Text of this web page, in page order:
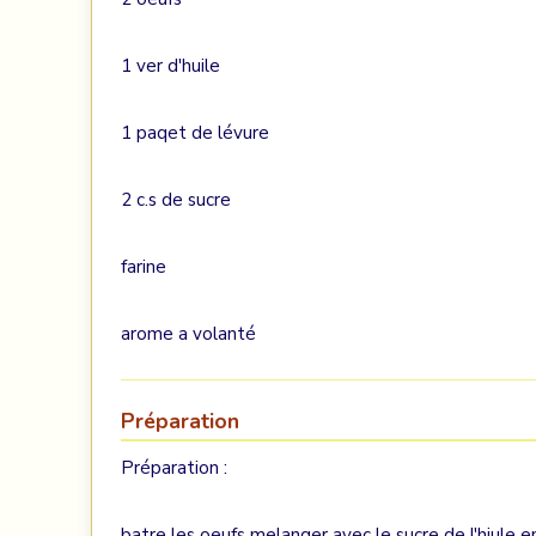
1 ver d'huile
1 paqet de lévure
2 c.s de sucre
farine
arome a volanté
Préparation
Préparation :